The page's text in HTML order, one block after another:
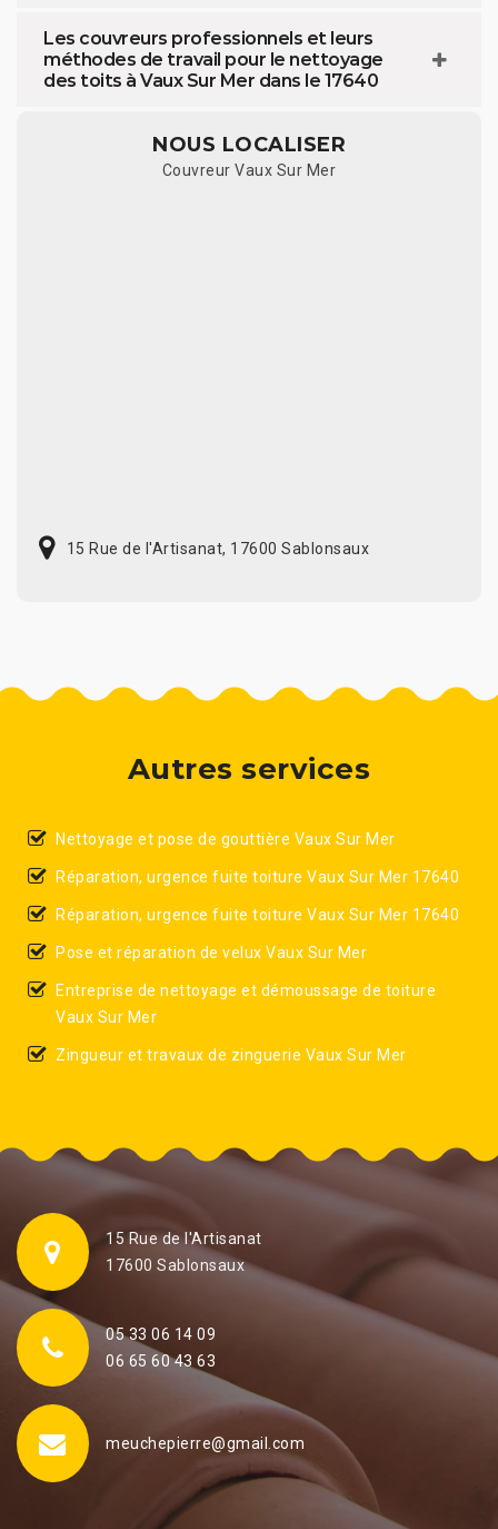
Les couvreurs professionnels et leurs
méthodes de travail pour le nettoyage
des toits à Vaux Sur Mer dans le 17640
NOUS LOCALISER
Couvreur Vaux Sur Mer
15 Rue de l'Artisanat, 17600 Sablonsaux
Autres services
Nettoyage et pose de gouttière Vaux Sur Mer
Réparation, urgence fuite toiture Vaux Sur Mer 17640
Réparation, urgence fuite toiture Vaux Sur Mer 17640
Pose et réparation de velux Vaux Sur Mer
Entreprise de nettoyage et démoussage de toiture
Vaux Sur Mer
Zingueur et travaux de zinguerie Vaux Sur Mer
15 Rue de l'Artisanat
17600 Sablonsaux
05 33 06 14 09
06 65 60 43 63
meuchepierre@gmail.com